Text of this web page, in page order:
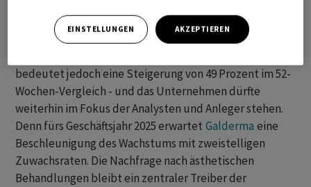
Die aktuelle Notierung der Galderma-Aktie liegt zwar
bedeutet jedoch eine Steigerung von 49 Prozent im 52-
Wochen-Vergleich - und das Unternehmen dürfte
weiterhin im Fokus der Analysten und Anleger stehen.
Denn fürs Geschäftsjahr 2025 erwartet Galderma eine
Beschleunigung des Wachstums mit zweistelligen
Zuwachsraten. Die Nachfrage nach ästhetischen
Behandlungen bleibt ein zentraler Treiber der
EINSTELLUNGEN AKZEPTIEREN